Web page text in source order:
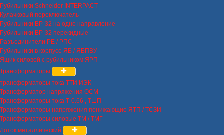
Рубильники Schneider INTERPACT
Кулачковый переключатель
Рубильники ВР-32 на одно направление
Рубильники ВР-32 перекидные
Разъединители РЕ / РПС
Рубильники в корпусе ЯБ / ЯБПВУ
Ящик силовой с рубильником ЯРП
Трансформаторы
трансформаторы тока ТТИ ИЭК
Трансформатор напряжения ОСМ
Трансформаторы тока Т-0.66 , ТШП
Трансформаторы напряжения понижающие ЯТП / ТСЗИ
Трансформаторы силовые ТМ / ТМГ
Лоток металлический